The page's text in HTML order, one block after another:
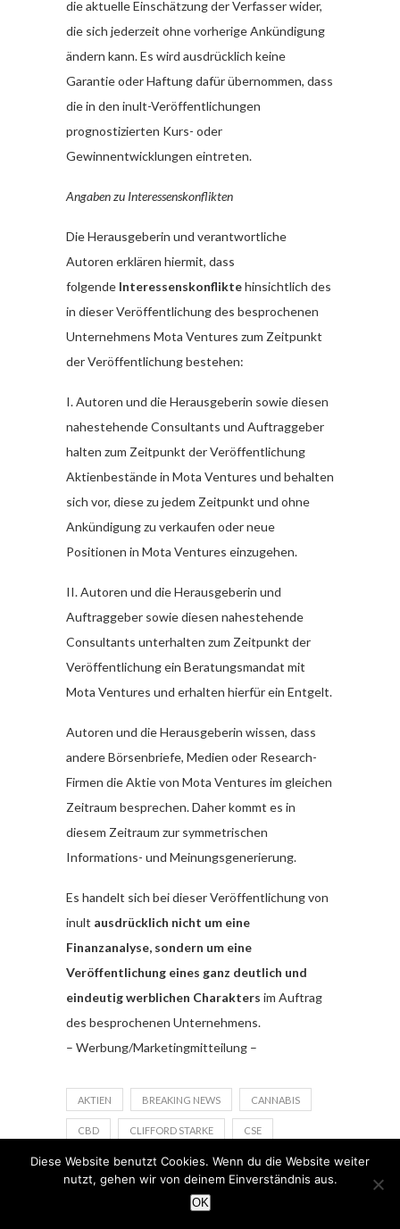
die aktuelle Einschätzung der Verfasser wider,
die sich jederzeit ohne vorherige Ankündigung
ändern kann. Es wird ausdrücklich keine
Garantie oder Haftung dafür übernommen, dass
die in den inult-Veröffentlichungen
prognostizierten Kurs- oder
Gewinnentwicklungen eintreten.
Angaben zu Interessenskonflikten
Die Herausgeberin und verantwortliche
Autoren erklären hiermit, dass
folgende Interessenskonfliktehinsichtlich des
in dieser Veröffentlichung des besprochenen
Unternehmens Mota Ventures zum Zeitpunkt
der Veröffentlichung bestehen:
I. Autoren und die Herausgeberin sowie diesen
nahestehende Consultants und Auftraggeber
halten zum Zeitpunkt der Veröffentlichung
Aktienbestände in Mota Ventures und behalten
sich vor, diese zu jedem Zeitpunkt und ohne
Ankündigung zu verkaufen oder neue
Positionen in Mota Ventures einzugehen.
II. Autoren und die Herausgeberin und
Auftraggeber sowie diesen nahestehende
Consultants unterhalten zum Zeitpunkt der
Veröffentlichung ein Beratungsmandat mit
Mota Ventures und erhalten hierfür ein Entgelt.
Autoren und die Herausgeberin wissen, dass
andere Börsenbriefe, Medien oder Research-
Firmen die Aktie von Mota Ventures im gleichen
Zeitraum besprechen. Daher kommt es in
diesem Zeitraum zur symmetrischen
Informations- und Meinungsgenerierung.
Es handelt sich bei dieser Veröffentlichung von
inult ausdrücklich nicht um eine
Finanzanalyse, sondern um eine
Veröffentlichung eines ganz deutlich und
eindeutig werblichen Charakters im Auftrag
des besprochenen Unternehmens.
– Werbung/Marketingmitteilung –
AKTIEN BREAKING NEWS CANNABIS
CBD CLIFFORD STARKE CSE
FIRST CLASS CBD KANADA
Diese Website benutzt Cookies. Wenn du die Website weiter
nutzt, gehen wir von deinem Einverständnis aus.
OK